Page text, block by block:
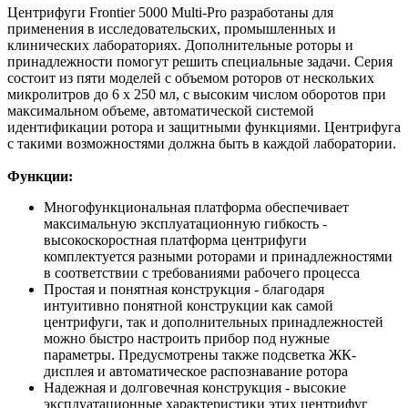
Центрифуги Frontier 5000 Multi-Pro разработаны для
применения в исследовательских, промышленных и
клинических лабораториях. Дополнительные роторы и
принадлежности помогут решить специальные задачи. Серия
состоит из пяти моделей с объемом роторов от нескольких
микролитров до 6 х 250 мл, с высоким числом оборотов при
максимальном объеме, автоматической системой
идентификации ротора и защитными функциями. Центрифуга
с такими возможностями должна быть в каждой лаборатории.
Функции:
Многофункциональная платформа обеспечивает
максимальную эксплуатационную гибкость -
высокоскоростная платформа центрифуги
комплектуется разными роторами и принадлежностями
в соответствии с требованиями рабочего процесса
Простая и понятная конструкция - благодаря
интуитивно понятной конструкции как самой
центрифуги, так и дополнительных принадлежностей
можно быстро настроить прибор под нужные
параметры. Предусмотрены также подсветка ЖК-
дисплея и автоматическое распознавание ротора
Надежная и долговечная конструкция - высокие
эксплуатационные характеристики этих центрифуг